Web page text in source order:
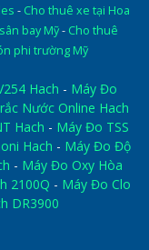
- Cho thuê xe tại Hoa
bay Mỹ- Cho thuê
phi trường Mỹ
Hach - Máy Đo
Nước Online Hach
Hach - Máy Đo TSS
Hach - Máy Đo Độ
- Máy Đo Oxy Hòa
2100Q - Máy Đo Clo
DR3900